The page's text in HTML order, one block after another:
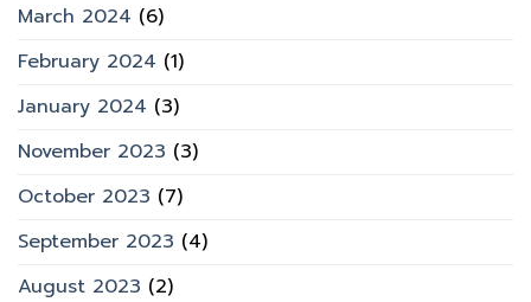
March 2024 (6)
February 2024 (1)
January 2024 (3)
November 2023 (3)
October 2023 (7)
September 2023 (4)
August 2023 (2)